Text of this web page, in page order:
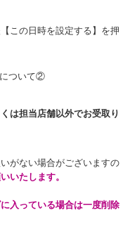
この日時を設定する】を押
は担当店舗以外でお受取り
がない場合がございますの
いたします。
入っている場合は一度削除